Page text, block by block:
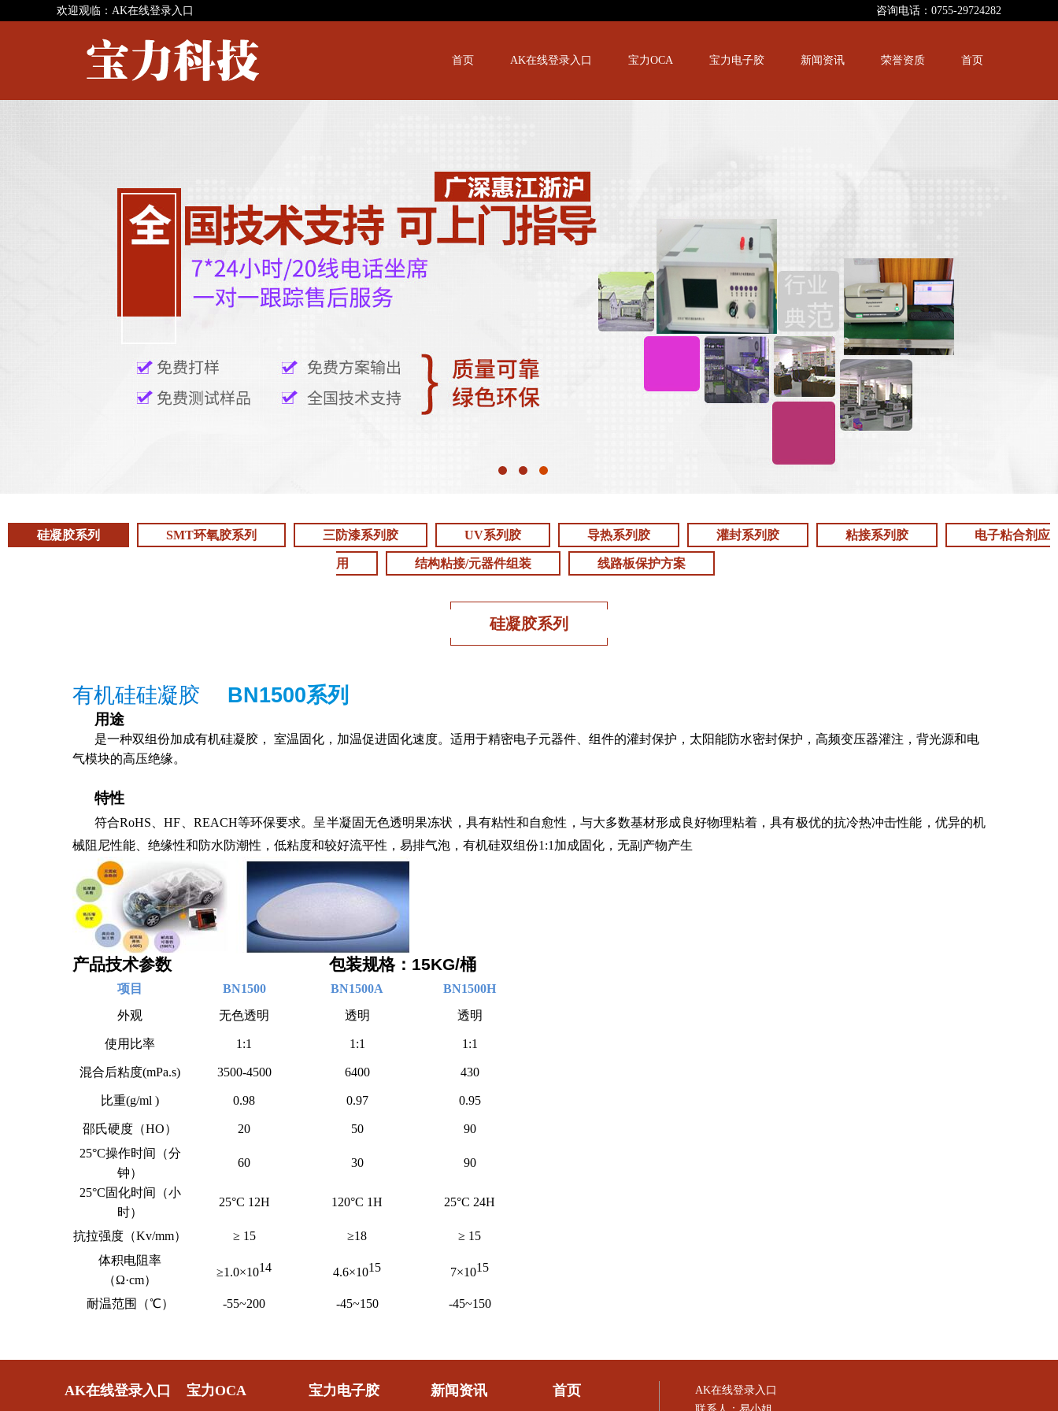
欢迎观临：AK在线登录入口 咨询电话：0755-29724282
首页 AK在线登录入口 宝力OCA 宝力电子胶 新闻资讯 荣誉资质 首页
硅凝胶系列 SMT环氧胶系列 三防漆系列胶 UV系列胶 导热系列胶 灌封系列胶 粘接系列胶 电子粘合剂应
用 结构粘接/元器件组装 线路板保护方案
硅凝胶系列
有机硅硅凝胶 BN1500系列
用途
是一种双组份加成有机硅凝胶， 室温固化，加温促进固化速度。适用于精密电子元器件、组件的灌封保护，太阳能防水密封保护，高频变压器灌注，背光源和电
气模块的高压绝缘。
特性
符合RoHS、HF、REACH等环保要求。 呈半凝固无色透明果冻状 ，具有粘性和自愈性，与大多数基材形成良好物理粘着，具有极优的抗冷热冲击性能，优异的机
械阻尼性能、绝缘性和防水防潮性，低粘度和较好流平性，易排气泡，有机硅双组份1:1加成固化，无副产物产生
产品技术参数 包装规格： 15KG/桶
项目 BN1500 BN1500A
BN1500H
外观
无色透明 透明 透明
使用比率 1:1 1:1 1:1
混合后粘度(mPa.s) 3500-4500 6400 430
比重(g/ml ) 0.98 0.97 0.95
邵氏硬度（HO） 20 50
90
25°C操作时间（分
钟）
60 30 90
25°C固化时间（小
时）
25°C 12H 120°C 1H 25°C 24H
抗拉强度（Kv/mm） ≥ 15 ≥18
≥ 15
体积电阻率
（Ω·cm）
≥1.0×1014 4.6×1015 7×1015
耐温范围（℃） -55~200 -45~150 -45~150
AK在线登录入口 宝力OCA 宝力电子胶 新闻资讯 首页
AK在线登录入口